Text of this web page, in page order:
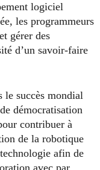
logiciel
les programmeurs
gérer des
d’un savoir-faire
succès mondial
démocratisation
contribuer à
de la robotique
afin de